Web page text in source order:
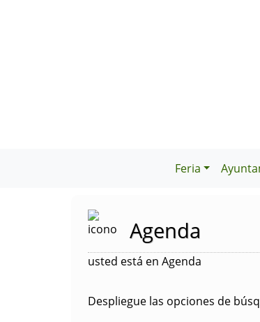
Feria
Agenda
usted está en Agenda
Despliegue las opciones de